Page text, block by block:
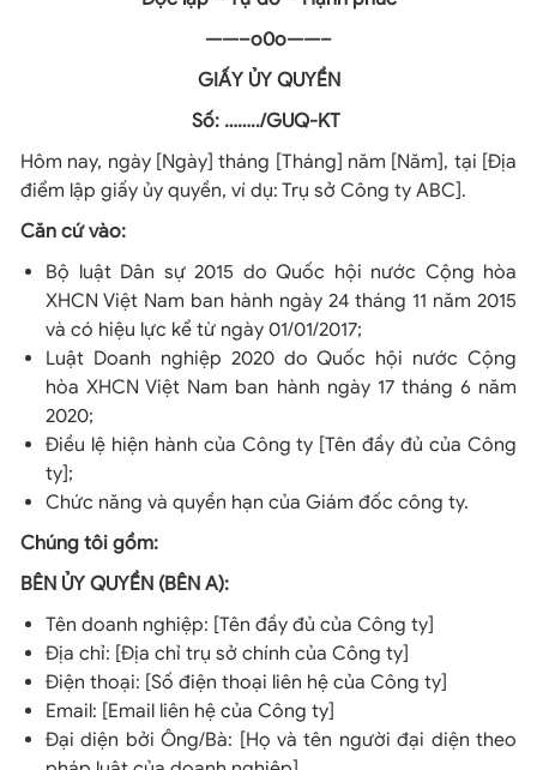
——–o0o——–
GIẤY ỦY QUYỀN
Số: ……../GUQ-KT
Hôm nay, ngày [Ngày] tháng [Tháng] năm [Năm], tại [Địa
điểm lập giấy ủy quyền, ví dụ: Trụ sở Công ty ABC].
Căn cứ vào:
Bộ luật Dân sự 2015 do Quốc hội nước Cộng hòa
XHCN Việt Nam ban hành ngày 24 tháng 11 năm 2015
và có hiệu lực kể từ ngày 01/01/2017;
Luật Doanh nghiệp 2020 do Quốc hội nước Cộng
hòa XHCN Việt Nam ban hành ngày 17 tháng 6 năm
2020;
Điều lệ hiện hành của Công ty [Tên đầy đủ của Công
ty];
Chức năng và quyền hạn của Giám đốc công ty.
Chúng tôi gồm:
BÊN ỦY QUYỀN (BÊN A):
Tên doanh nghiệp: [Tên đầy đủ của Công ty]
Địa chỉ: [Địa chỉ trụ sở chính của Công ty]
Điện thoại: [Số điện thoại liên hệ của Công ty]
Email: [Email liên hệ của Công ty]
Đại diện bởi Ông/Bà: [Họ và tên người đại diện theo